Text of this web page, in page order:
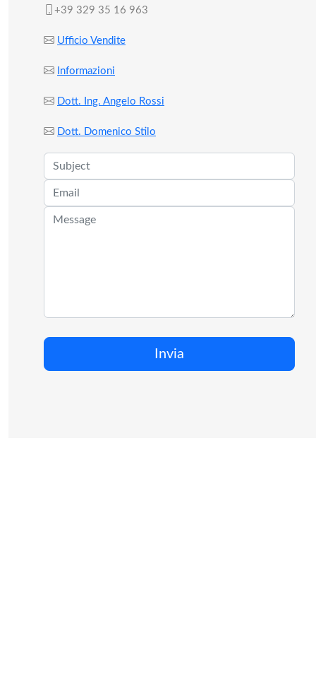
+39 329 35 16 963
Ufficio Vendite
Informazioni
Dott. Ing. Angelo Rossi
Dott. Domenico Stilo
Invia